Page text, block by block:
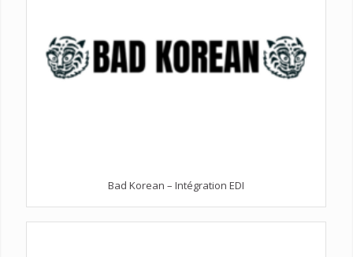
Bad Korean – Intégration EDI